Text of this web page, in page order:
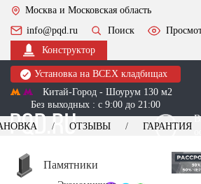
Москва и Московская область
info@pqd.ru
Поиск
Конструктор
Установка на ВСЕХ кладбищах
Китай-Город - Шоурум 130 м2
Без выходных : с 9:00 до 21:00
+7 (495) 518-44-23
ОТЗЫВЫ ГАРАНТИЯ
Памятники